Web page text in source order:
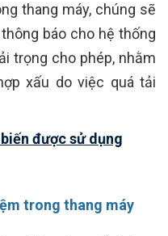
thang máy, chúng sẽ
báo cho hệ thống
trọng cho phép, nhằm
xấu do việc quá tải
được sử dụng
trong thang máy